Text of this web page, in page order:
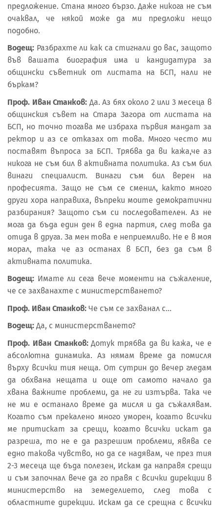
предложение. Стана много бързо. Даже никога не съм
очаквал, че някой може да ми предложи нещо
подобно.
Водещ: Разбрахте ли как са стигнали до вас, защото
във вашата биография има и кандидатура за
общински съветник от листата на БСП, нали не
бъркам?
Проф. Иван Станков: Да. Аз бях около 2 или 3 месеца в
общинския съвет на Стара Загора от листата на
БСП, но точно тогава ме избраха първия мандат за
ректор и аз се отказах от това. Много често ми
поставят въпроса за БСП. Трябва да ви кажа,че аз
никога не съм бил в активната политика. Аз съм бил
винаги специалист. Винаги съм бил верен на
професията. Защо не съм се сменил, както много
други хора направиха, въпреки моите демократични
разбирания? Защото съм си последователен. Аз не
мога да бъда един ден в една партия, след това да
отида в друга. За мен това е неприемливо. Не е в моя
морал, така че аз останах в БСП, без да съм в
активната политика.
Водещ: Имате ли сега вече моменти на съжаление,
че се захванахте с министерстването?
Проф. Иван Станков: Че съм се захванал с…
Водещ: Да, с министерстването?
Проф. Иван Станков:Дотук трябва да ви кажа, че е
абсолютна динамика. Аз нямам време да помисля
върху всички тия неща. От сутрин до вечер гледам
да обхвана нещата и още от самото начало да
хвана важните проблеми, да не ги изтърва. Така че
не ми е останало време да мисля и да съжалявам.
Когато съм прекалено много уморен, когато всички
ме притискат за срещи, когато всички искат да
разреша, то не е да разрешим проблеми, явява се
едно такова чувство, но да се надявам, че през тия
2-3 месеца ще бъда полезен, Искам да направя срещи
и съм започнал вече да го правя с всички дирекции в
министерство на земеделието, след това с
областните дирекции. Искам да се срещна с всички